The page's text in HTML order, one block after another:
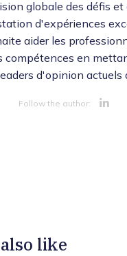
globale des défis
d'expériences
aider les
compétences en
d'opinion actuels
Follow the author:
like